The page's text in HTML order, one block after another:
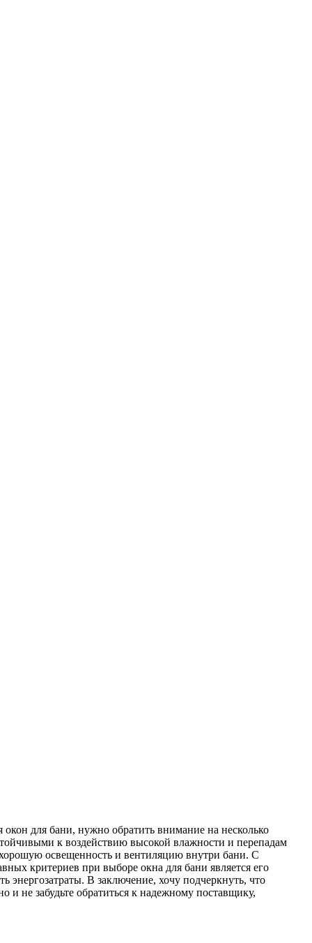
для бани, нужно обратить внимание на несколько
к воздействию высокой влажности и перепадам
освещенность и вентиляцию внутри бани. С
критериев при выборе окна для бани является его
энергозатраты. В заключение, хочу подчеркнуть, что
не забудьте обратиться к надежному поставщику,